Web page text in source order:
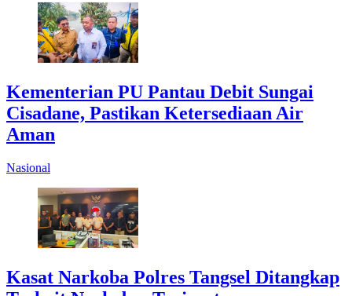
Kementerian PU Pantau Debit Sungai
Cisadane, Pastikan Ketersediaan Air
Aman
Nasional
Kasat Narkoba Polres Tangsel Ditangkap